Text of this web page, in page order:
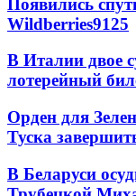
Wildberries9125
В Италии двое
лотерейный
Орден для
Туска
В Беларуси